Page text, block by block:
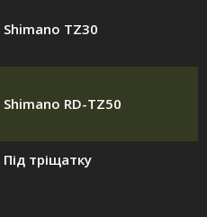
Shimano TZ30
Shimano RD-TZ50
Під тріщатку